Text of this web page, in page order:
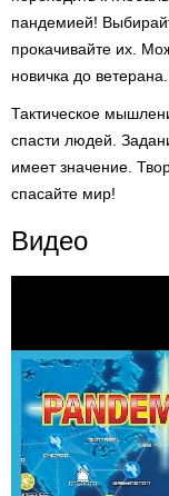
пандемией!
прокачивайте их.
новичка до
Тактическое
спасти людей.
имеет значение.
спасайте мир!
Видео